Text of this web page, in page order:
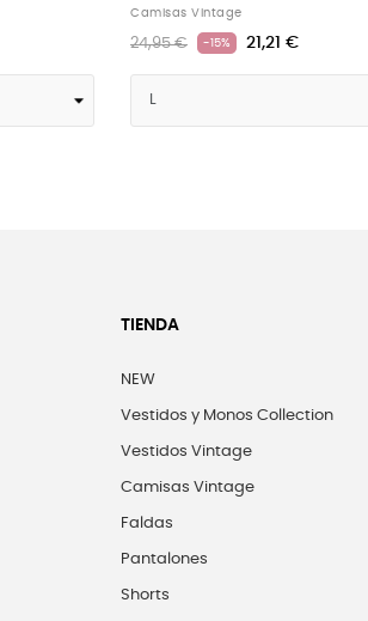
Camisas Vintage
24,95 € -15% 21,21 €
TIENDA
NEW
Vestidos y Monos Collection
Vestidos Vintage
Camisas Vintage
Faldas
Pantalones
Shorts